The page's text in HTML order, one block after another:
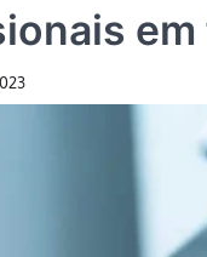
em